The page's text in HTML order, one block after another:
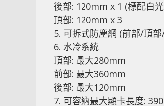
後部: 120mm x 1 (標配白
頂部: 120mm x 3
5. 可拆式防塵網 (前部/頂
6. 水冷系統
頂部: 最大280mm
前部: 最大360mm
後部: 最大120mm
7. 可容納最大顯卡長度: